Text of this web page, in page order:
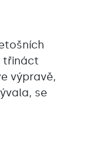
třináct
výpravě,
se